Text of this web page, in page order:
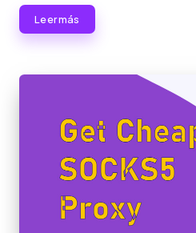
Leer más